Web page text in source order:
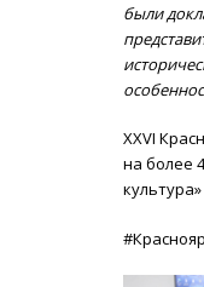
были
XXVI
на более